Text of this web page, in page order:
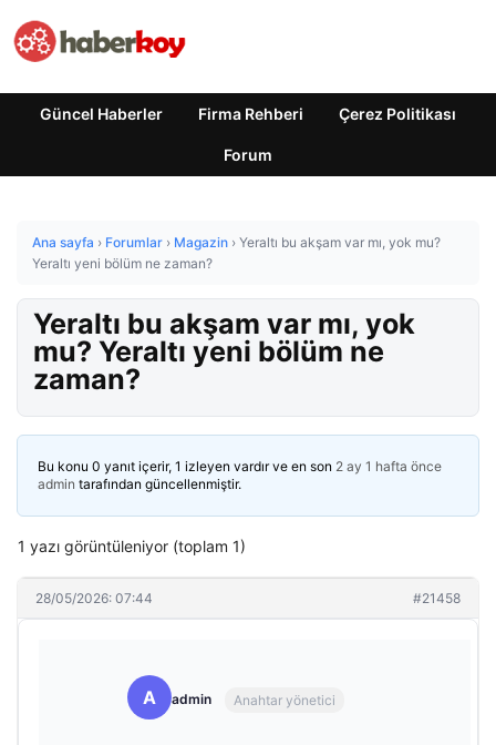
Güncel Haberler Firma Rehberi Çerez Politikası
Forum
Ana sayfa › Forumlar › Magazin › Yeraltı bu akşam var mı, yok mu?
Yeraltı yeni bölüm ne zaman?
Yeraltı bu akşam var mı, yok
mu? Yeraltı yeni bölüm ne
zaman?
Bu konu 0 yanıt içerir, 1 izleyen vardır ve en son 2 ay 1 hafta önce
admin tarafından güncellenmiştir.
1 yazı görüntüleniyor (toplam 1)
28/05/2026: 07:44 #21458
A admin Anahtar yönetici